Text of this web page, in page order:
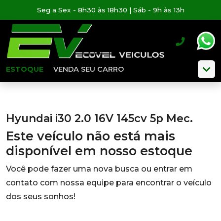
Seg a Sex - 8h30 às 18h30 | Sáb - 9h às 13h
ESTOQUE VENDA SEU CARRO
Hyundai i30 2.0 16V 145cv 5p Mec.
Este veículo não está mais
disponível em nosso estoque
Você pode fazer uma nova busca ou entrar em
contato com nossa equipe para encontrar o veículo
dos seus sonhos!